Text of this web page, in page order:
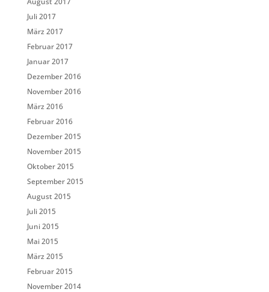
Juli 2017
März 2017
Februar 2017
Januar 2017
Dezember 2016
November 2016
März 2016
Februar 2016
Dezember 2015
November 2015
Oktober 2015
September 2015
August 2015
Juli 2015
Juni 2015
Mai 2015
März 2015
Februar 2015
November 2014